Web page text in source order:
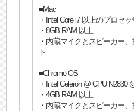
■Mac
・Intel Core i7 以上のプロセッ
・8GB RAM 以上
・内蔵マイクとスピーカー
ト
■Chrome OS
・Intel Celeron @ CPU N2830
・4GB RAM 以上
・内蔵マイクとスピーカー